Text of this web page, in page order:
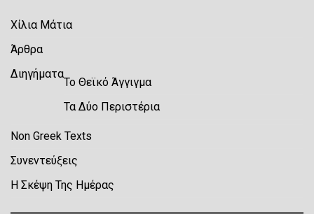
Χίλια Μάτια
Άρθρα
Διηγήματα
Το Θεϊκό Άγγιγμα
Τα Δύο Περιστέρια
Non Greek Texts
Συνεντεύξεις
Η Σκέψη Της Ημέρας